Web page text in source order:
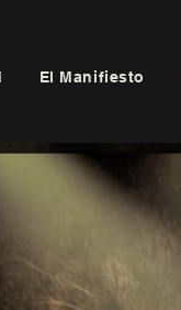
El Manifiesto